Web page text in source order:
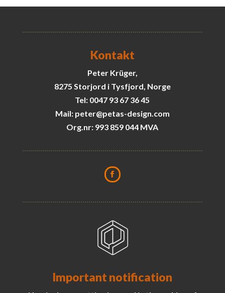
Kontakt
Peter Krüger,
8275 Storjord i Tysfjord, Norge
Tel: 0047 93 67 36 45
Mail: peter@petas-design.com
Org.nr: 993 859 044 MVA
Important notification